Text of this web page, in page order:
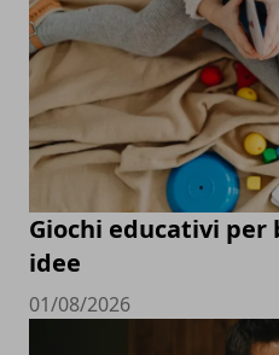
Giochi educativi per
idee
01/08/2026